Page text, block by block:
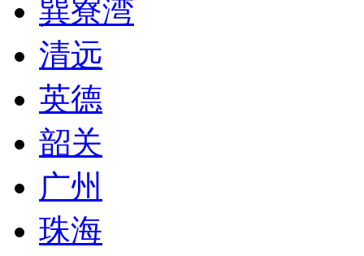
巽寮湾
清远
英德
韶关
广州
珠海